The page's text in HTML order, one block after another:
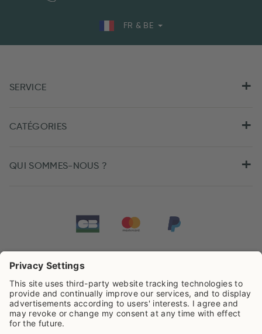
FR & BE
SERVICE
CATÉGORIES
QUI SOMMES-NOUS ?